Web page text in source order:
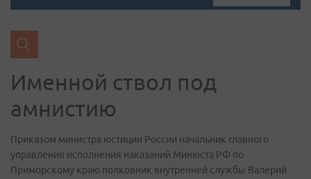
Именной ствол под
амнистию
Приказом министра юстиции России начальник главного
управления исполнения наказаний Минюста РФ по
Приморскому краю полковник внутренней службы Валерий